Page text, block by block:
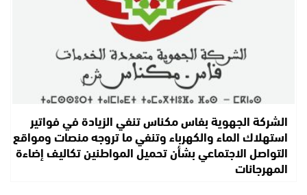
الشركة الجهوية بفاس مكناس تنفي الزيادة في فواتير
استهلاك الماء والكهرباء وتنفي ما تروجه منصات ومواقع
التواصل الاجتماعي بشأن تحميل المواطنين تكاليف إضاءة
المهرجانات